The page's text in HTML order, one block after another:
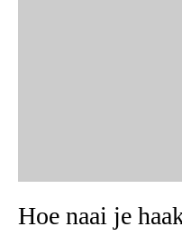
Hoe naai je